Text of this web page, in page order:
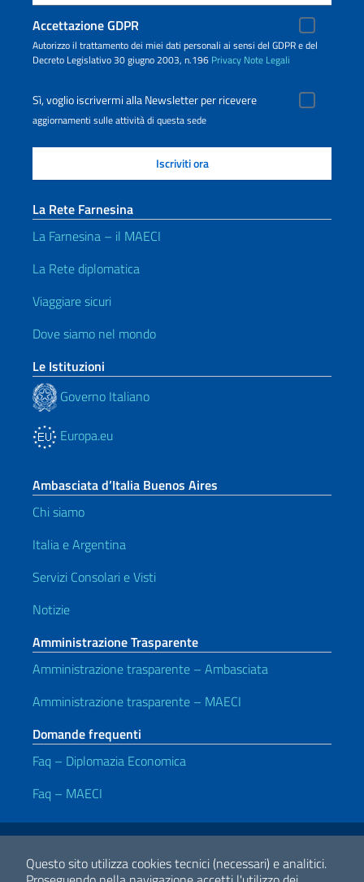
Questo sito utilizza cookies tecnici (necessari) e analitici.
Accettazione GDPR
Autorizzo il trattamento dei miei dati personali ai sensi del GDPR e del
Decreto Legislativo 30 giugno 2003, n.196 Privacy Note Legali
Sì, voglio iscrivermi alla Newsletter per ricevere
aggiornamenti sulle attività di questa sede
La Rete Farnesina
La Farnesina – il MAECI
La Rete diplomatica
Viaggiare sicuri
Dove siamo nel mondo
Le Istituzioni
Governo Italiano
Europa.eu
Ambasciata d’Italia Buenos Aires
Chi siamo
Italia e Argentina
Servizi Consolari e Visti
Notizie
Amministrazione Trasparente
Amministrazione trasparente – Ambasciata
Amministrazione trasparente – MAECI
Domande frequenti
Faq – Diplomazia Economica
Faq – MAECI
Link Utili